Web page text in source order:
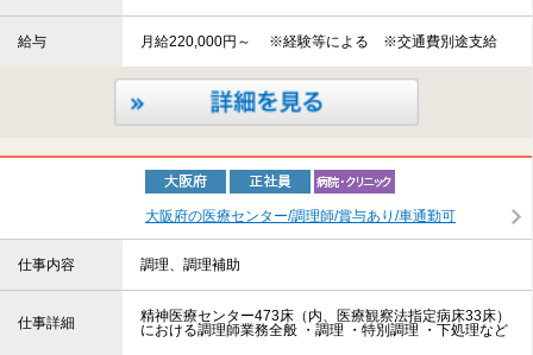
給与 月給220,000円～ ※経験等による ※交通費別途支給
大阪府の医療センター/調理師/賞与あり/車通勤可
仕事内容 調理、調理補助
仕事詳細
精神医療センター473床（内、医療観察法指定病床33床）
における調理師業務全般 ・調理 ・特別調理 ・下処理など